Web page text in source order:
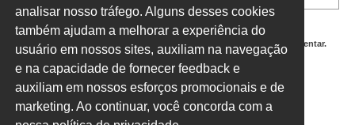
Salvar meus dados neste navegador para a próxima vez que eu comentar.
Digite uma resposta em números:
1 + 2 =
analisar nosso tráfego. Alguns desses cookies
também ajudam a melhorar a experiência do
usuário em nossos sites, auxiliam na navegação
e na capacidade de fornecer feedback e
auxiliam em nossos esforços promocionais e de
marketing. Ao continuar, você concorda com a